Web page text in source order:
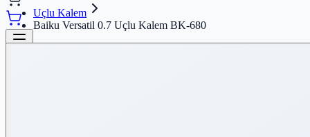
Uçlu Kalem
Baiku Versatil 0.7 Uçlu Kalem BK-680